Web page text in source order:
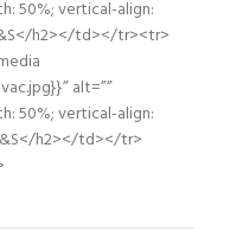
50%; vertical-align:
h2></td></tr><tr>
alt=””
50%; vertical-align:
h2></td></tr>